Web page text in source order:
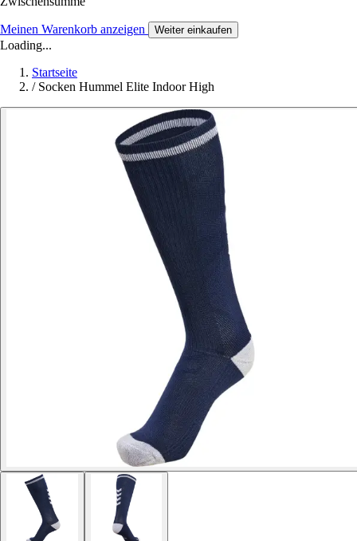
Meinen Warenkorb anzeigen Weiter einkaufen
Loading...
Startseite
/ Socken Hummel Elite Indoor High